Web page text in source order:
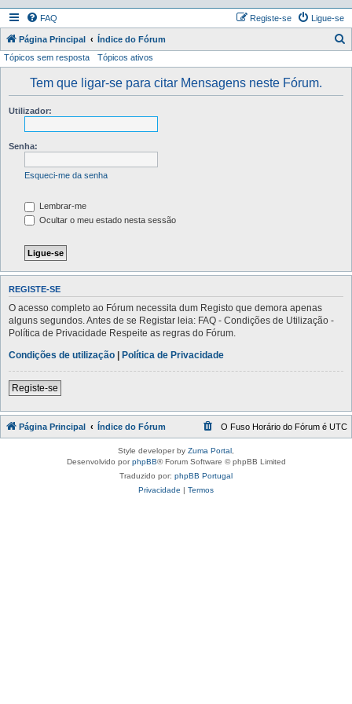
FAQ Ligue-se
Registe-se
Página Principal Índice do Fórum
Tópicos sem resposta Tópicos ativos
Tem que ligar-se para citar Mensagens neste Fórum.
Utilizador:
Senha:
Esqueci-me da senha
Lembrar-me
Ocultar o meu estado nesta sessão
REGISTE-SE
O acesso completo ao Fórum necessita dum Registo que demora apenas
alguns segundos. Antes de se Registar leia: FAQ - Condições de Utilização -
Política de Privacidade Respeite as regras do Fórum.
Condições de utilização | Política de Privacidade
Registe-se
Página Principal Índice do Fórum O Fuso Horário do Fórum é UTC
Style developer by Zuma Portal
Desenvolvido porphpBB® Forum Software © phpBB Limited
Traduzido por: phpBB Portugal
Privacidade | Termos